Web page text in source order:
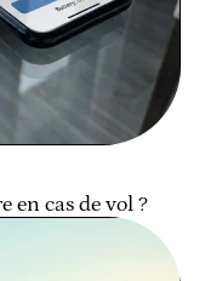
en cas de vol ?